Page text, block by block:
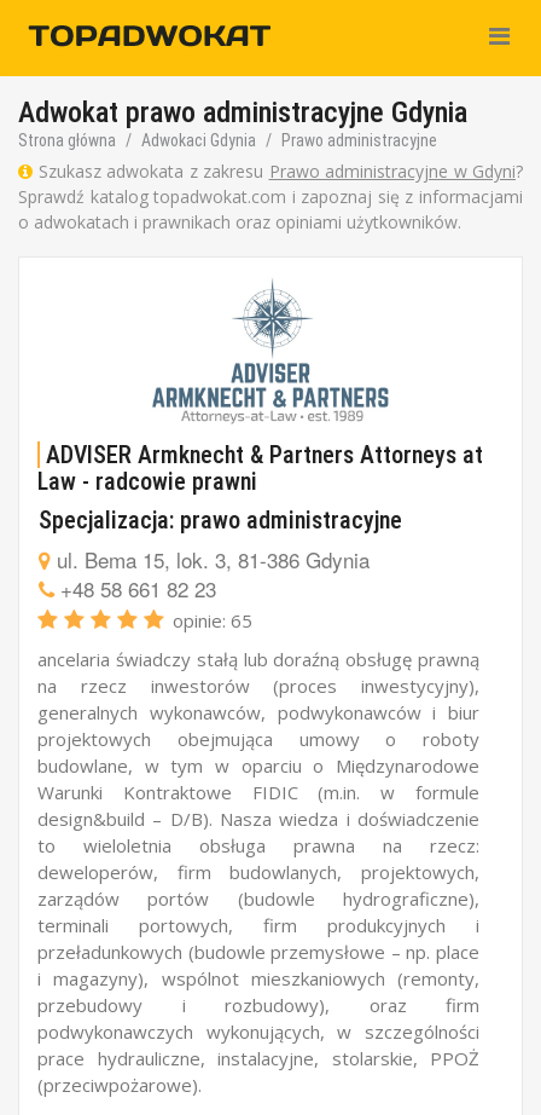
Adwokat prawo administracyjne Gdynia
Strona główna Adwokaci Gdynia Prawo administracyjne
Szukasz adwokata z zakresu Prawo administracyjne w Gdyni?
Sprawdź katalog topadwokat.com i zapoznaj się z informacjami
o adwokatach i prawnikach oraz opiniami użytkowników.
ADVISER Armknecht & Partners Attorneys at
Law - radcowie prawni
Specjalizacja: prawo administracyjne
ul. Bema 15, lok. 3, 81-386 Gdynia
+48 58 661 82 23
opinie: 65
ancelaria świadczy stałą lub doraźną obsługę prawną
na rzecz inwestorów (proces inwestycyjny),
generalnych wykonawców, podwykonawców i biur
projektowych obejmująca umowy o roboty
budowlane, w tym w oparciu o Międzynarodowe
Warunki Kontraktowe FIDIC (m.in. w formule
design&build – D/B). Nasza wiedza i doświadczenie
to wieloletnia obsługa prawna na rzecz:
deweloperów, firm budowlanych, projektowych,
zarządów portów (budowle hydrograficzne),
terminali portowych, firm produkcyjnych i
przeładunkowych (budowle przemysłowe – np. place
i magazyny), wspólnot mieszkaniowych (remonty,
przebudowy i rozbudowy), oraz firm
podwykonawczych wykonujących, w szczególności
prace hydrauliczne, instalacyjne, stolarskie, PPOŻ
(przeciwpożarowe).